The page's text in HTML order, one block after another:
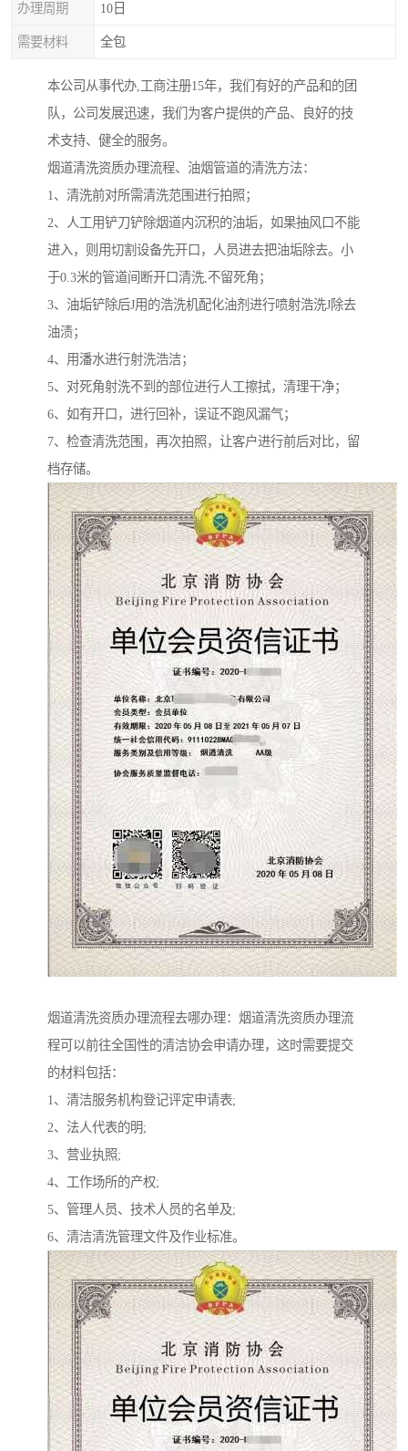
办理周期 10日
需要材料 全包
本公司从事代办,工商注册15年，我们有好的产品和的团
队，公司发展迅速，我们为客户提供的产品、良好的技
术支持、健全的服务。
烟道清洗资质办理流程、油烟管道的清洗方法：
1、清洗前对所需清洗范围进行拍照；
2、人工用铲刀铲除烟道内沉积的油垢，如果抽风口不能
进入，则用切割设备先开口，人员进去把油垢除去。小
于0.3米的管道间断开口清洗,不留死角；
3、油垢铲除后J用的浩洗机配化油剂进行喷射浩洗J除去
油渍；
4、用潘水进行射洗浩洁；
5、对死角射洗不到的部位进行人工擦拭，清理干净；
6、如有开口，进行回补，误证不跑风漏气；
7、检查清洗范围，再次拍照，让客户进行前后对比，留
档存储。
烟道清洗资质办理流程去哪办理：烟道清洗资质办理流
程可以前往全国性的清洁协会申请办理，这时需要提交
的材料包括：
1、清洁服务机构登记评定申请表;
2、法人代表的明;
3、营业执照;
4、工作场所的产权;
5、管理人员、技术人员的名单及;
6、清洁清洗管理文件及作业标准。